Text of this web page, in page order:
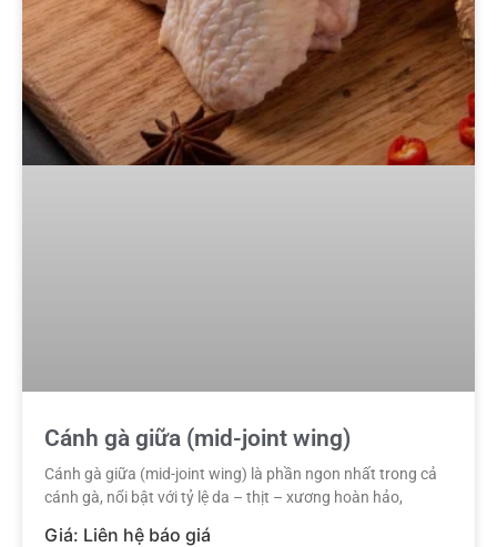
Cánh gà giữa (mid-joint wing)
Cánh gà giữa (mid-joint wing) là phần ngon nhất trong cả
cánh gà, nổi bật với tỷ lệ da – thịt – xương hoàn hảo,